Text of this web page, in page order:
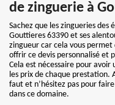
de zinguerie à
Sachez que les zingueries des
Gouttieres 63390 et ses
zingueur car cela vous
offrir ce devis personnalisé et
Cela est nécessaire pour
les prix de chaque prestation.
faut et n’hésitez pas pour
dans ce domaine.